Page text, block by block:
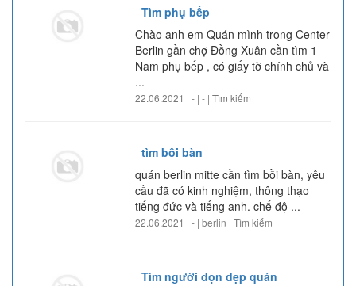
Tìm phụ bếp
Chào anh em Quán mình trong Center
Berlin gần chợ Đồng Xuân cần tìm 1
Nam phụ bếp , có giấy tờ chính chủ và
...
22.06.2021 | - | - | Tìm kiếm
tìm bồi bàn
quán berlin mitte cần tìm bồi bàn, yêu
cầu đã có kinh nghiệm, thông thạo
tiếng đức và tiếng anh. chế độ ...
22.06.2021 | - | berlin | Tìm kiếm
Tìm người dọn dẹp quán